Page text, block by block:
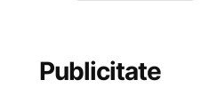
Publicitate